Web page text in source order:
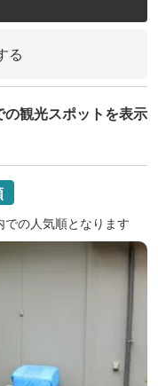
る
観光スポットを表示
の人気順となります